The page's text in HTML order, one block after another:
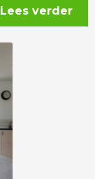
Lees verder